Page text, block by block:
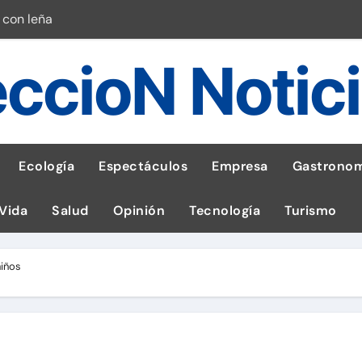
leña
de GEI en sus operaciones
de celular según OSIPTEL
guía para las familias
en la fuerza de un volcán
en Latam
Ecología Espectáculos Empresa
Salud Opinión Tecnología Turismo